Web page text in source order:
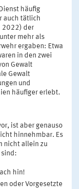
häufig
auch tätlich
2022) der
mehr als
ergaben: Etwa
in den zwei
Gewalt
Gewalt
und
häufiger erlebt.
ist aber genauso
hinnehmbar. Es
nicht allein zu
sind:
hin!
oder Vorgesetzte